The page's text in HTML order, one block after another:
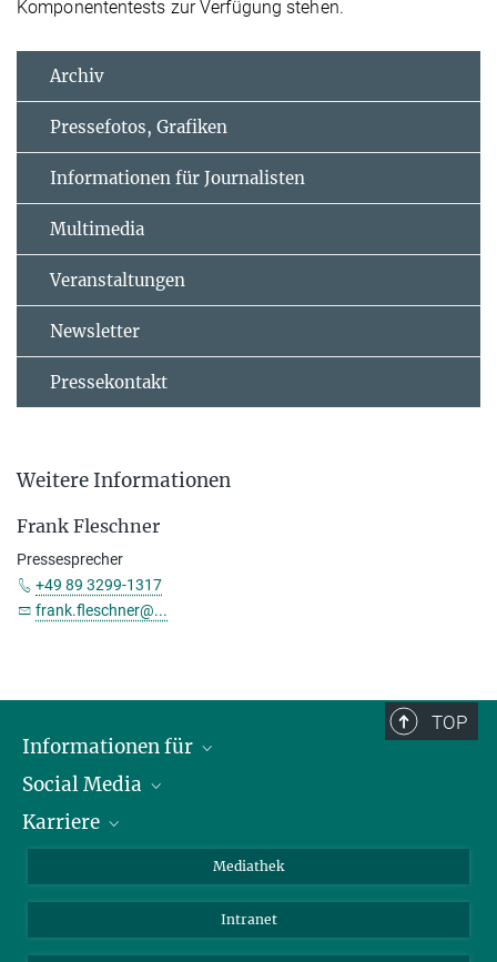
Komponententests zur Verfügung stehen.
Archiv
Pressefotos, Grafiken
Informationen für Journalisten
Multimedia
Veranstaltungen
Newsletter
Pressekontakt
Weitere Informationen
Frank Fleschner
Pressesprecher
+49 89 3299-1317
frank.fleschner@...
TOP
Informationen für
Journalisten
Schule
Social Media
LinkedIn
YouTube
Karriere
Mediathek
Intranet